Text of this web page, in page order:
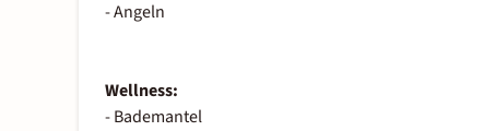
- Angeln
Wellness:
- Bademantel